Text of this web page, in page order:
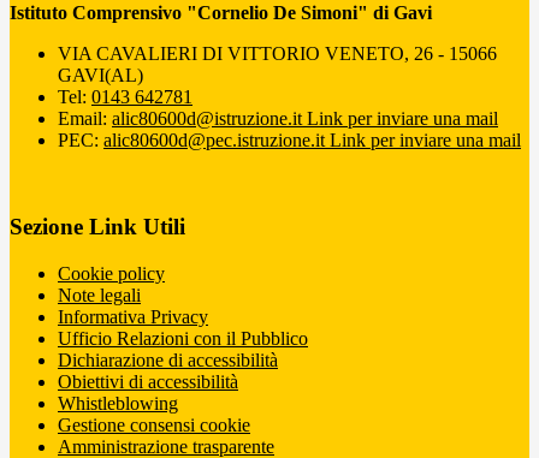
Istituto Comprensivo "Cornelio De Simoni" di Gavi
VIA CAVALIERI DI VITTORIO VENETO, 26 - 15066
GAVI(AL)
Tel: 0143 642781
Email: alic80600d@istruzione.it Link per inviare una mail
PEC: alic80600d@pec.istruzione.it Link per inviare una mail
Sezione Link Utili
Cookie policy
Note legali
Informativa Privacy
Ufficio Relazioni con il Pubblico
Dichiarazione di accessibilità
Obiettivi di accessibilità
Whistleblowing
Gestione consensi cookie
Amministrazione trasparente